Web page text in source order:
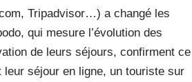
Tripadvisor…) a changé les
qui mesure l’évolution des
de leurs séjours, confirment ce
leur séjour en ligne, un touriste sur